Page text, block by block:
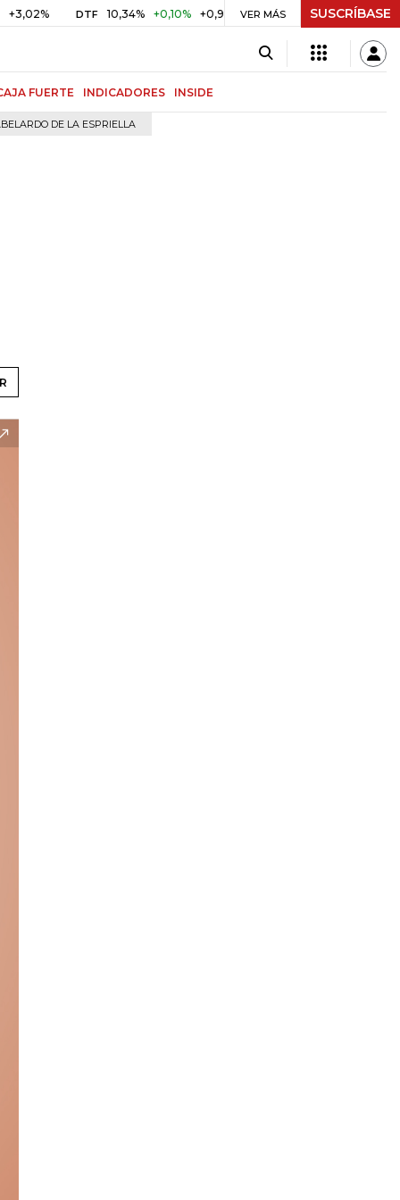
DTF 10,34% +0,10% +0,98% UVR $ 416,91 +$ 0,05 +0,01%
VER MÁS SUSCRÍBASE
FUERTE INDICADORES INSIDE
DE LA ESPRIELLA